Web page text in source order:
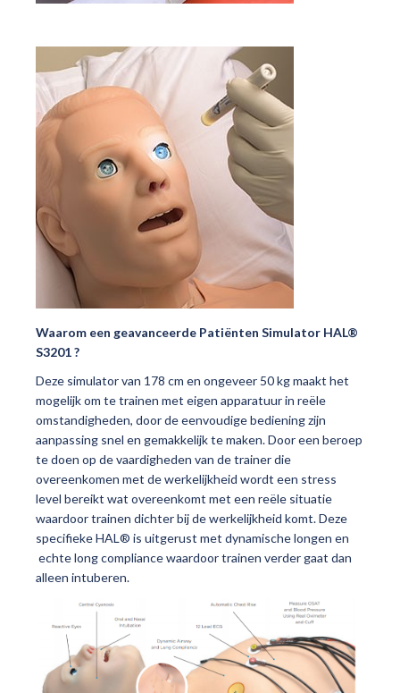
Waarom een geavanceerde Patiënten Simulator HAL®
S3201 ?
Deze simulator van 178 cm en ongeveer 50 kg maakt het
mogelijk om te trainen met eigen apparatuur in reële
omstandigheden, door de eenvoudige bediening zijn
aanpassing snel en gemakkelijk te maken. Door een beroep
te doen op de vaardigheden van de trainer die
overeenkomen met de werkelijkheid wordt een stress
level bereikt wat overeenkomt met een reële situatie
waardoor trainen dichter bij de werkelijkheid komt. Deze
specifieke HAL® is uitgerust met dynamische longen en
echte long compliance waardoor trainen verder gaat dan
alleen intuberen.